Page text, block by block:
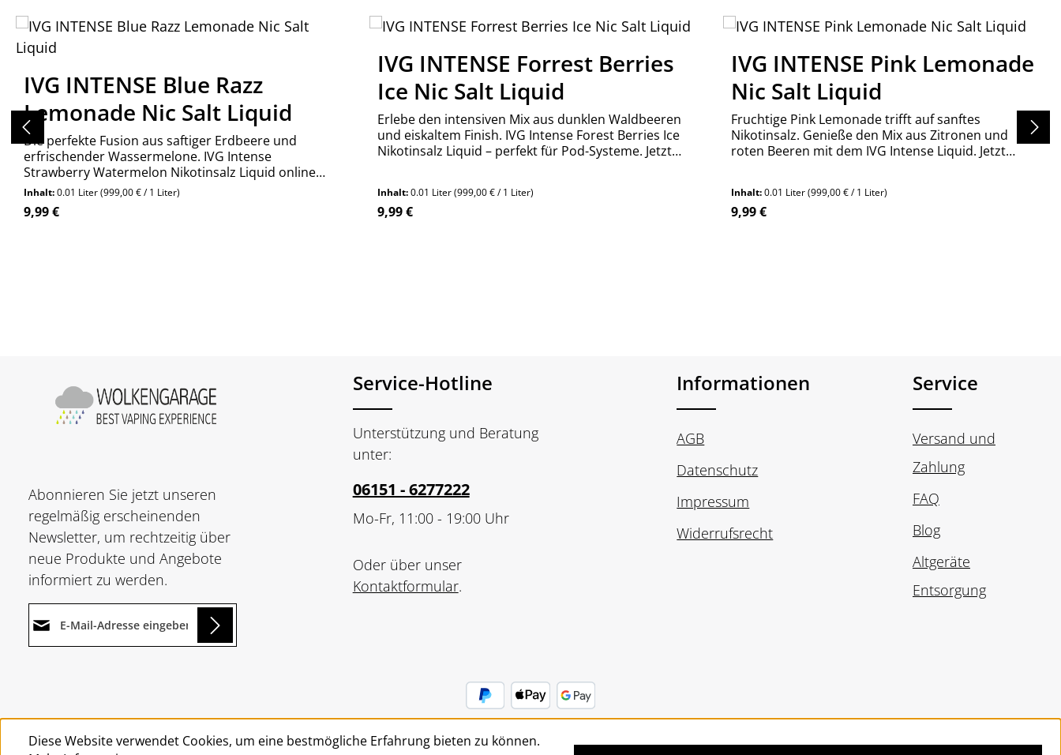
Produktgalerie überspringen
IVG INTENSE Blue Razz
Lemonade Nic Salt Liquid
Die perfekte Fusion aus saftiger Erdbeere und
erfrischender Wassermelone. IVG Intense
Strawberry Watermelon Nikotinsalz Liquid online
kaufen bei Wolkengarage!
Inhalt:0.01 Liter(999,00 € / 1 Liter)
Regulärer Preis:
9,99 €
IVG INTENSE Forrest Berries
Ice Nic Salt Liquid
Erlebe den intensiven Mix aus dunklen Waldbeeren
und eiskaltem Finish. IVG Intense Forest Berries Ice
Nikotinsalz Liquid – perfekt für Pod-Systeme. Jetzt
Inhalt:0.01 Liter(999,00 € / 1 Liter)
Regulärer Preis:
9,99 €
IVG INTENSE Pink Lemonade
Nic Salt Liquid
Fruchtige Pink Lemonade trifft auf sanftes
Nikotinsalz. Genieße den Mix aus Zitronen und
roten Beeren mit dem IVG Intense Liquid. Jetzt
Inhalt:0.01 Liter(999,00 € / 1 Liter)
Regulärer Preis:
9,99 €
Abonnieren Sie jetzt unseren
regelmäßig erscheinenden
Newsletter, um rechtzeitig über
neue Produkte und Angebote
informiert zu werden.
zur Kenntnis genommen und
die oben abgebildeten Zeichen
Pflichtfelder.
Service-Hotline
Unterstützung und Beratung
unter:
06151 - 6277222
Mo-Fr, 11:00 - 19:00 Uhr
Oder über unser
Kontaktformular.
Informationen
AGB
Datenschutz
Impressum
Widerrufsrecht
Service
Versand und
Zahlung
FAQ
Blog
Altgeräte
Entsorgung
Diese Website verwendet Cookies, um eine bestmögliche Erfahrung bieten zu können.